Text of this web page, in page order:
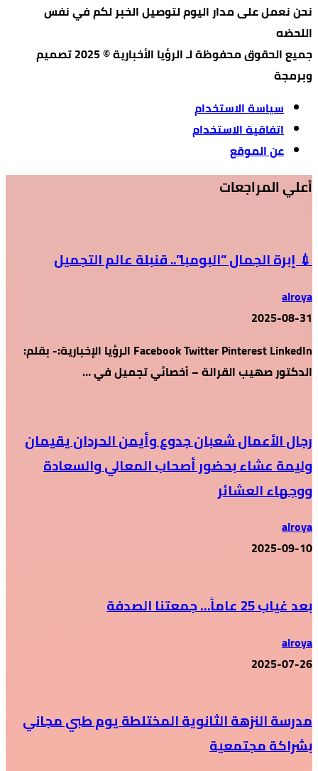
نحن نعمل على مدار اليوم لتوصيل الخبر لكم في نفس
اللحضه
جميع الحقوق محفوظة لـ الرؤيا الأخبارية © 2025 تصميم
وبرمجة
سياسة الاستخدام
اتفاقية الاستخدام
عن الموقع
أعلي المراجعات
💉 إبرة الجمال “البومبا”.. قنبلة عالم التجميل
alroya
2025-08-31
Facebook Twitter Pinterest LinkedIn الرؤيا الإخبارية:- بقلم:
الدكتور صهيب القرالة – أخصائي تجميل في …
رجال الأعمال شعبان جدوع وأيمن الحردان يقيمان
وليمة عشاء بحضور أصحاب المعالي والسعادة
ووجهاء العشائر
alroya
2025-09-10
بعد غياب 25 عاماً… جمعتنا الصدفة
alroya
2025-07-26
مدرسة النزهة الثانوية المختلطة يوم طبي مجاني
بشراكة مجتمعية